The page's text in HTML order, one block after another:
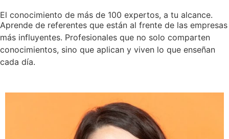
El conocimiento de más de 100 expertos, a tu alcance.
Aprende de referentes que están al frente de las empresas
más influyentes. Profesionales que no solo comparten
conocimientos, sino que aplican y viven lo que enseñan
cada día.